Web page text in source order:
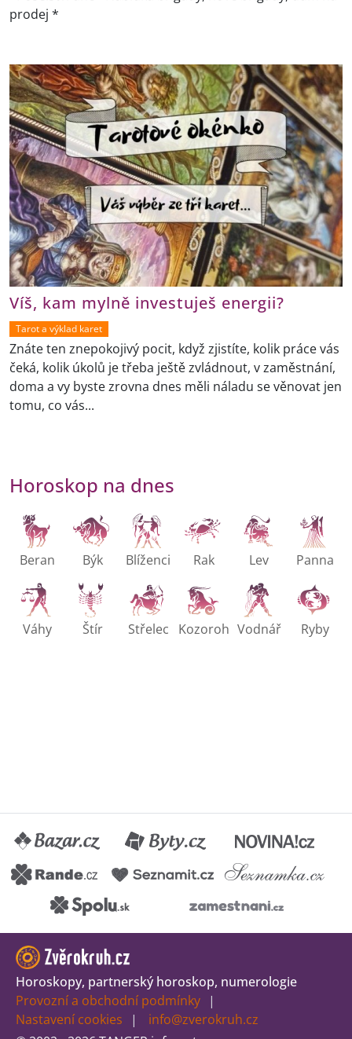
prodej *
Víš, kam mylně investuješ energii?
Tarot a výklad karet
Znáte ten znepokojivý pocit, když zjistíte, kolik práce vás
čeká, kolik úkolů je třeba ještě zvládnout, v zaměstnání,
doma a vy byste zrovna dnes měli náladu se věnovat jen
tomu, co vás...
Horoskop na dnes
Beran Býk Blíženci Rak Lev Panna
Váhy Štír Střelec Kozoroh Vodnář Ryby
Horoskopy, partnerský horoskop, numerologie
Provozní a obchodní podmínky
Nastavení cookies
info@zverokruh.cz